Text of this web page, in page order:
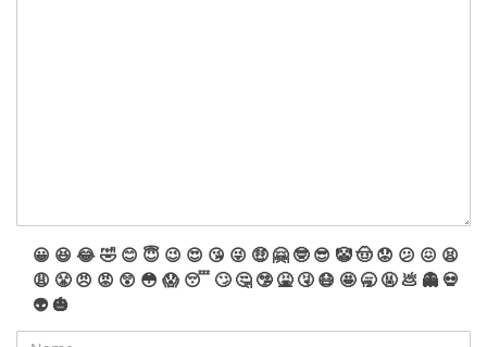
😀 😆 😂🤣 😊 😇 😉 😍 😘 😜 🤑 🤗 🤓 😎 🤡🤠 😟 😕 😖 😫
😩 😤 😠 😡 😲 😳 😱 😴 🙄 🤔 🤥 🤮 🤧 😷 🤩 🥱 🤬 💩 👻 💀
👽 🎃